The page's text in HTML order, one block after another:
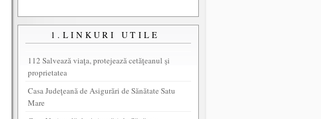
1.LINKURI UTILE
112 Salvează viaţa, protejează cetăţeanul şi
proprietatea
Casa Judeţeană de Asigurări de Sănătate Satu
Mare